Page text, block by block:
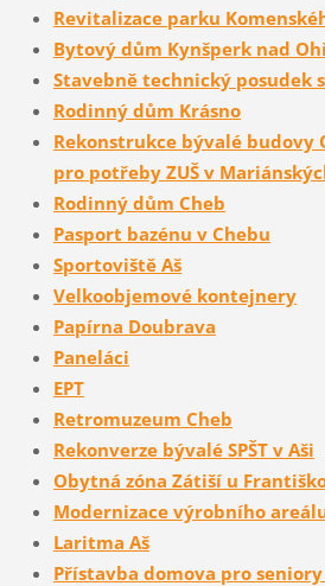
Revitalizace parku
Bytový dům Kynšperk nad
Stavebně technický posudek
Rodinný dům Krásno
Rekonstrukce bývalé budovy
pro potřeby ZUŠ v
Rodinný dům Cheb
Pasport bazénu v Chebu
Sportoviště Aš
Velkoobjemové kontejnery
Papírna Doubrava
Paneláci
EPT
Retromuzeum Cheb
Rekonverze bývalé SPŠT v Aši
Obytná zóna Zátiší u
Modernizace výrobního
Laritma Aš
Přístavba domova pro